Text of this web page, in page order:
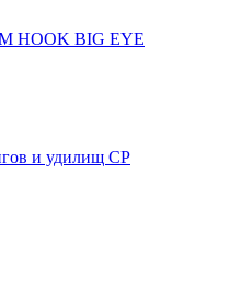
HOOK BIG EYE
и удилищ СР